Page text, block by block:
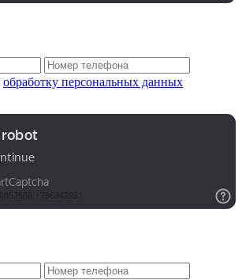
обработку персональных данных